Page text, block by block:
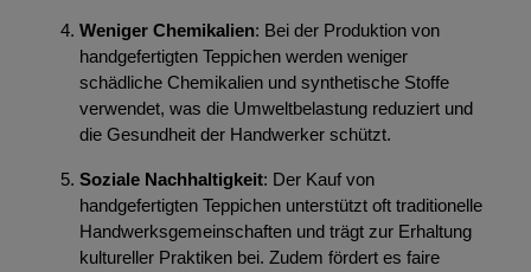
Weniger Chemikalien: Bei der Produktion von
handgefertigten Teppichen werden weniger
schädliche Chemikalien und synthetische Stoffe
verwendet, was die Umweltbelastung reduziert und
die Gesundheit der Handwerker schützt.
Soziale Nachhaltigkeit: Der Kauf von
handgefertigten Teppichen unterstützt oft traditionelle
Handwerksgemeinschaften und trägt zur Erhaltung
kultureller Praktiken bei. Zudem fördert es faire